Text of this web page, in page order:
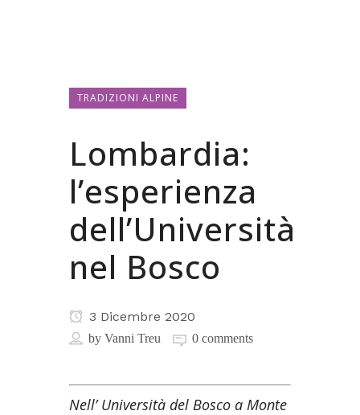
TRADIZIONI ALPINE
Lombardia:
l’esperienza
dell’Università
nel Bosco
3 Dicembre 2020
by Vanni Treu 0 comments
Nell’ Università del Bosco a Monte